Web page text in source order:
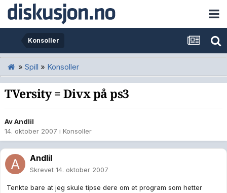
Konsoller
» Spill » Konsoller
TVersity = Divx på ps3
AvAndlil
14. oktober 2007 i Konsoller
Andlil
Skrevet 14. oktober 2007
Tenkte bare at jeg skule tipse dere om et program som hetter